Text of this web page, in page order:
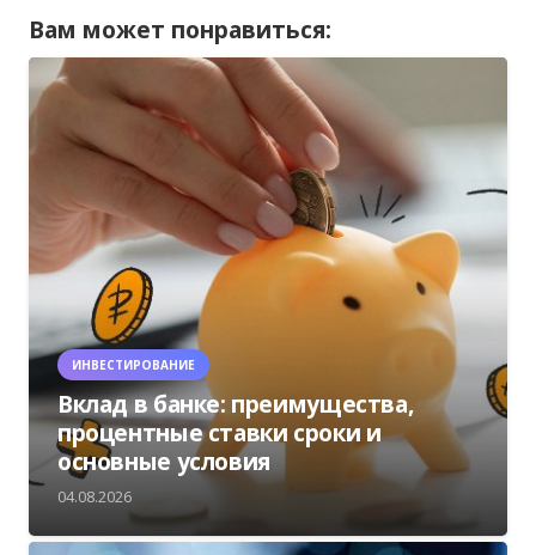
Вам может понравиться:
ИНВЕСТИРОВАНИЕ
Вклад в банке: преимущества,
процентные ставки сроки и
основные условия
04.08.2026